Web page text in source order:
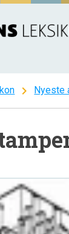
chevron_right Nyeste